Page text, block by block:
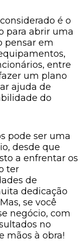
é o
para abrir uma
pensar em
entre
um plano
ajuda de
do
pode ser uma
desde que
a enfrentar os
ter
de
dedicação
se você
negócio, com
no
mãos à obra!